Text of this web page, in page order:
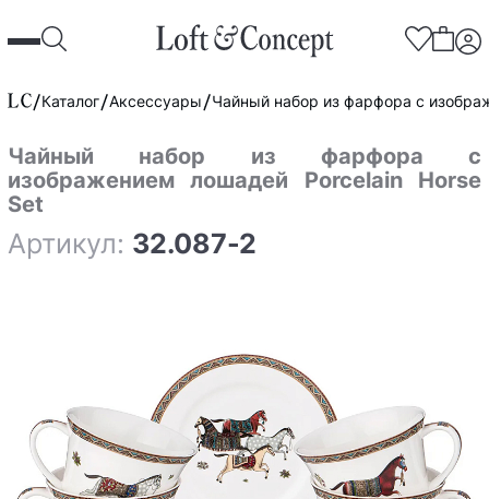
Каталог Аксессуары Чайный набор из фарфора с
Чайный набор из фарфора с
изображением лошадей Porcelain Horse
Set
Артикул: 32.087-2